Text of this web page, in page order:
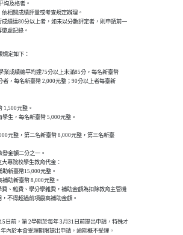
均及格者。
依相關成績評量或考查規定辦理。
成績達80分以上者，如未以分數評定者，則申請前一
懲處記錄。
定如下：
學業成績總平均達75分以上未滿85分，每名新臺幣
分者，每名新臺幣 2,000元整；90分以上者每臺新
1,500元整。
育學生，每名新臺幣 5,000元整。
元整，第二名新臺幣 8,000元整，第三名新臺
發金額二分之一。
大專院校學生教育代金：
補助新臺幣15,000元整。
補助新臺幣 8,000元整。
費、雜費、學分學雜費，補助金額為扣除教育主管機
，不得超過前項最高補助金額。
日前，第 2學期於每年 3月31日前提出申請，特殊才
年內於本會受理期限提出申請，逾期概不受理。